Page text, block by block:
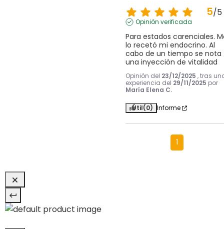
5/5
Opinión verificada
Para estados carenciales.
lo recetó mi endocrino. Al
cabo de un tiempo se nota
una inyección de vitalidad
Opinión del 23/12/2025 , tras
experiencia del 29/11/2025 por
María Elena C.
Útil(0) Informe
1